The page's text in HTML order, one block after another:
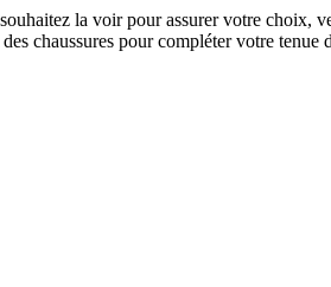
la voir pour assurer votre choix,
chaussures pour compléter votre tenue